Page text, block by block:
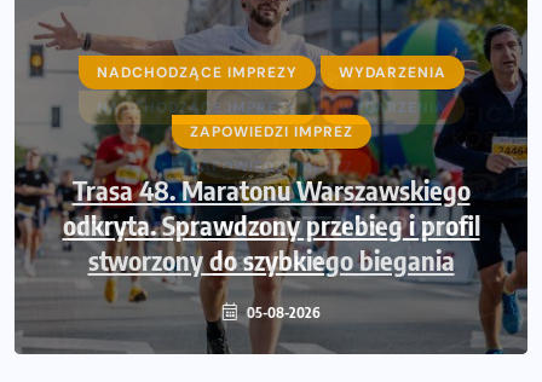
NADCHODZĄCE IMPREZY WYDARZENIA
ZAPOWIEDZI IMPREZ
Trasa 48. Maratonu Warszawskiego
odkryta. Sprawdzony przebieg i profil
stworzony do szybkiego biegania
05-08-2026
NADCHODZĄCE IMPREZY WYDARZENIA
ZAPOWIEDZI IMPREZ
Oficjalna koszulka LOTTO 25. Poznań
Maratonu!
04-08-2026